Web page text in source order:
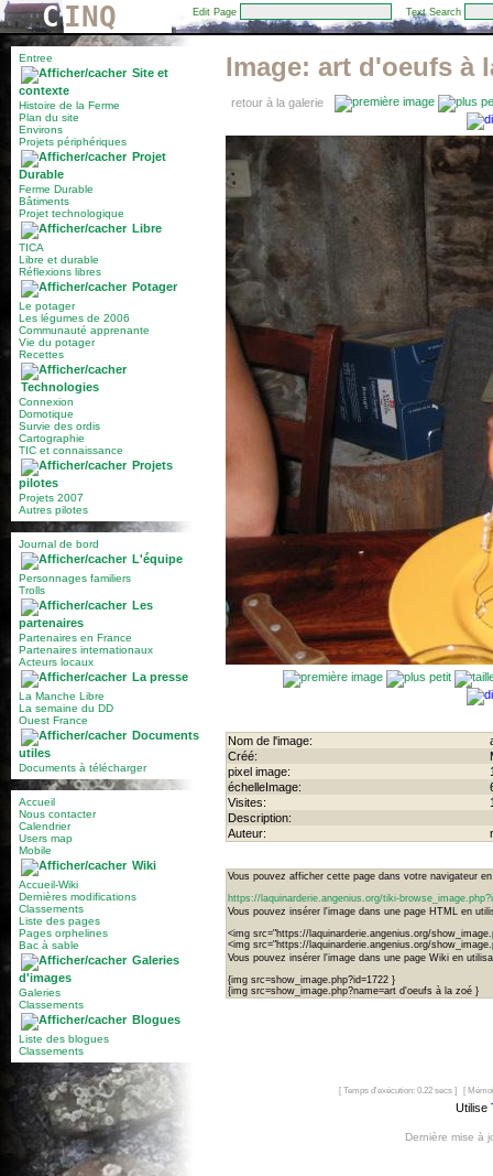
C INQ Edit Page Text Search
Entree
Site et
contexte
Histoire de la Ferme
Plan du site
Environs
Projets périphériques
Projet
Durable
Ferme Durable
Bâtiments
Projet technologique
Libre
TICA
Libre et durable
Réflexions libres
Potager
Le potager
Les légumes de 2006
Communauté apprenante
Vie du potager
Recettes
Technologies
Connexion
Domotique
Survie des ordis
Cartographie
TIC et connaissance
Projets
pilotes
Projets 2007
Autres pilotes
Journal de bord
L'équipe
Personnages familiers
Trolls
Les
partenaires
Partenaires en France
Partenaires internationaux
Acteurs locaux
La presse
La Manche Libre
La semaine du DD
Ouest France
Documents
utiles
Documents à télécharger
Accueil
Nous contacter
Calendrier
Users map
Mobile
Wiki
Accueil-Wiki
Dernières modifications
Classements
Liste des pages
Pages orphelines
Bac à sable
Galeries
d'images
Galeries
Classements
Blogues
Liste des blogues
Classements
Image: art d'oeufs à
retour à la galerie
Nom de l'image:
Créé:
pixel image:
échelleImage:
Visites:
Description:
Auteur:
Vous pouvez afficher cette page dans votre navigateur
https://laquinarderie.angenius.org/tiki-
Vous pouvez insérer l'image dans une page HTML en
<img src="https://laquinarderie.angenius.org/
<img src="https://laquinarderie.angenius.org/
Vous pouvez insérer l'image dans une page Wiki en
{img src=show_image.php?id=1722 }
{img src=show_image.php?name=art d'oeufs à la zoé }
[ Temps d'exécution: 0.22 secs ] [
Utilise
Dernière mise à